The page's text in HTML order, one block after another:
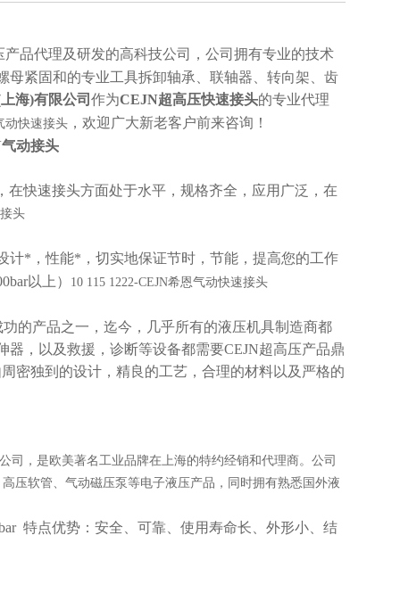
品代理及研发的高科技公司，公司拥有专业的技术
母紧固和的专业工具拆卸轴承、联轴器、转向架、齿
海)有限公司 作为CEJN超高压快速接头的专业代理
动快速接头 ，欢迎广大新老客户前来咨询！
动接头
快速接头方面处于水平，规格齐全，应用广泛，在
头
计*，性能*，切实地保证节时，节能，提高您的工作
以上）
10 115 1222-CEJN希恩气动快速接头
的产品之一，迄今，几乎所有的液压机具制造商都
，以及救援，诊断等设备都需要CEJN超高压产品鼎
密独到的设计，精良的工艺，合理的材料以及严格的
司，是欧美著名工业品牌在上海的特约经销和代理商。公司
压软管、气动磁压泵等电子液压产品，同时拥有熟悉国外液
特点优势：安全、可靠、使用寿命长、外形小、结